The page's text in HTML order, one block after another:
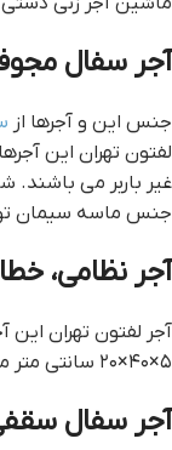
آجر سفال
جنس این و آجرها از
لفتون تهران این
غیر باربر می باشند.
جنس ماسه سیمان
آجر نظامی،
۵×۴۰×۲۰ سانتی متر می باشد.
آجر سفال